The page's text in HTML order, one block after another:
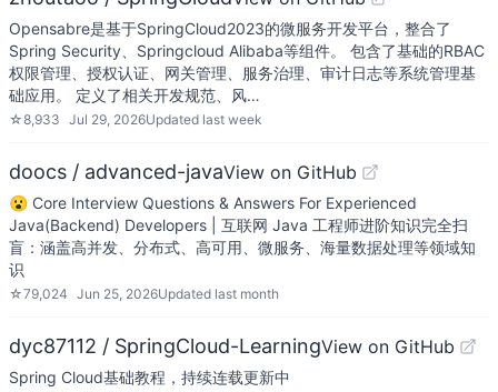
Opensabre是基于SpringCloud2023的微服务开发平台，整合了
Spring Security、Springcloud Alibaba等组件。 包含了基础的RBAC
权限管理、授权认证、网关管理、服务治理、审计日志等系统管理基
础应用。 定义了相关开发规范、风…
☆8,933 Jul 29, 2026Updated last week
doocs / advanced-javaView on GitHub
😮 Core Interview Questions & Answers For Experienced
Java(Backend) Developers | 互联网 Java 工程师进阶知识完全扫
盲：涵盖高并发、分布式、高可用、微服务、海量数据处理等领域知
识
☆79,024 Jun 25, 2026Updated last month
dyc87112 / SpringCloud-LearningView on GitHub
Spring Cloud基础教程，持续连载更新中